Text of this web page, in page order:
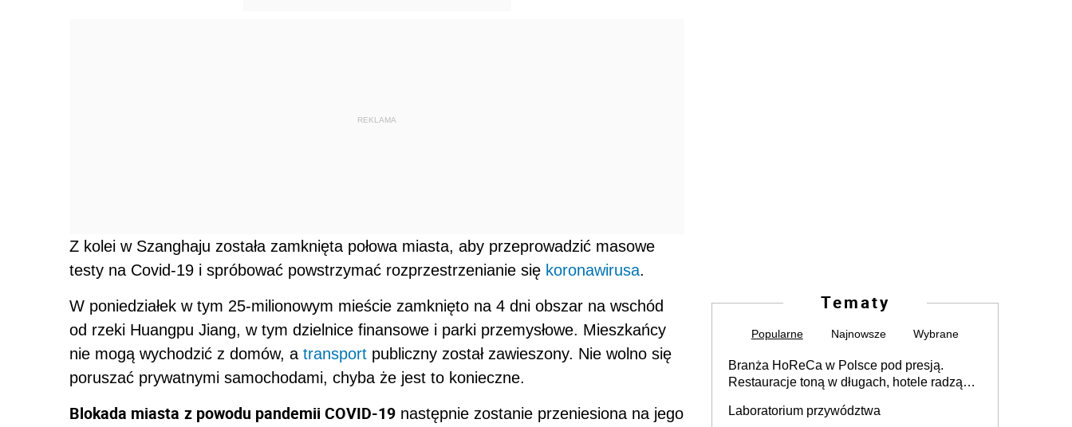
REKLAMA
Z kolei w Szanghaju została zamknięta połowa miasta, aby przeprowadzić masowe
testy na Covid-19 i spróbować powstrzymać rozprzestrzenianie się koronawirusa.
W poniedziałek w tym 25-milionowym mieście zamknięto na 4 dni obszar na wschód
od rzeki Huangpu Jiang, w tym dzielnice finansowe i parki przemysłowe. Mieszkańcy
nie mogą wychodzić z domów, a transport publiczny został zawieszony. Nie wolno się
poruszać prywatnymi samochodami, chyba że jest to konieczne.
Blokada miasta z powodu pandemii COVID-19 następnie zostanie przeniesiona na jego
Tematy
Popularne Najnowsze Wybrane
Branża HoReCa w Polsce pod presją.
Restauracje toną w długach, hotele radzą
Laboratorium przywództwa